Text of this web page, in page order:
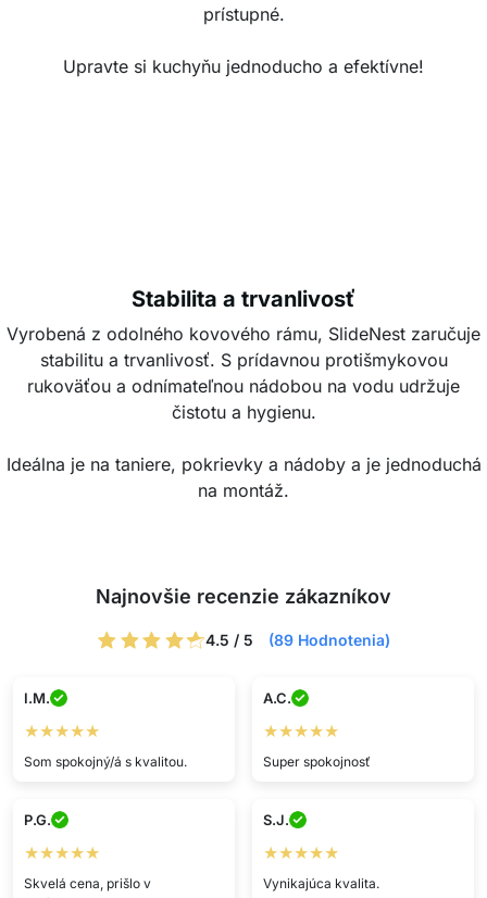
prístupné.
Upravte si kuchyňu jednoducho a efektívne!
Stabilita a trvanlivosť
Vyrobená z odolného kovového rámu, SlideNest zaručuje
stabilitu a trvanlivosť. S prídavnou protišmykovou
rukoväťou a odnímateľnou nádobou na vodu udržuje
čistotu a hygienu.
Ideálna je na taniere, pokrievky a nádoby a je jednoduchá
na montáž.
Najnovšie recenzie zákazníkov
4.5 / 5 (89 Hodnotenia)
I.M.
★★★★★
Som spokojný/á s kvalitou.
A.C.
★★★★★
Super spokojnosť
P.G.
★★★★★
Skvelá cena, prišlo v
S.J.
★★★★★
Vynikajúca kvalita.